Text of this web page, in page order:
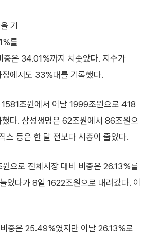
기
를
은 34.01%까지 치솟았다. 지수가
에서도 33%대를 기록했다.
조원에서 이날 1999조원으로 418
다. 삼성생명은 62조원에서 86조원으
스 등은 한 달 전보다 시총이 줄었다.
으로 전체시장 대비 비중은 26.13%를
다가 8일 1622조원으로 내려갔다. 이
중은 25.49%였지만 이날 26.13%로